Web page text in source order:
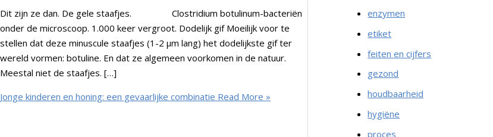
Dit zijn ze dan. De gele staafjes. Clostridium botulinum-bacteriën
onder de microscoop. 1.000 keer vergroot. Dodelijk gif Moeilijk voor te
stellen dat deze minuscule staafjes (1-2 µm lang) het dodelijkste gif ter
wereld vormen: botuline. En dat ze algemeen voorkomen in de natuur.
Meestal niet de staafjes. […]
Jonge kinderen en honing: een gevaarlijke combinatie Read More »
enzymen
etiket
feiten en cijfers
gezond
houdbaarheid
hygiëne
proces